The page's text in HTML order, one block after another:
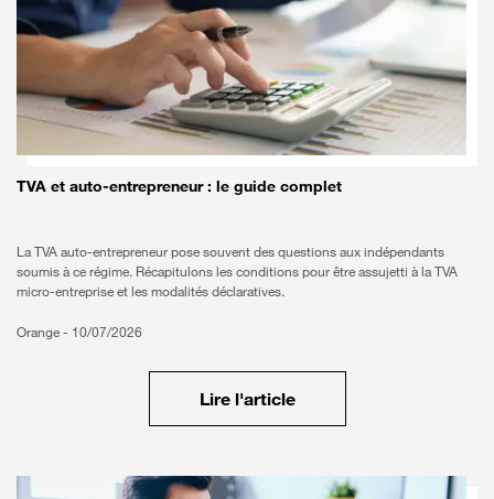
TVA et auto-entrepreneur : le guide complet
La TVA auto-entrepreneur pose souvent des questions aux indépendants
soumis à ce régime. Récapitulons les conditions pour être assujetti à la TVA
micro-entreprise et les modalités déclaratives.
Orange - 10/07/2026
Lire l'article